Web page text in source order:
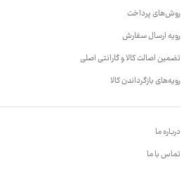
روش‌های پرداخت
رویه ارسال سفارش
تضمین اصالت کالا و گارانتی اصلی
رویه‌های بازگرداندن کالا
درباره ما
تماس با ما